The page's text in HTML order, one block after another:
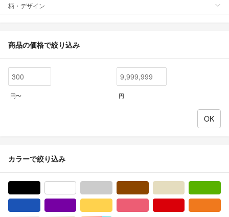
柄・デザイン
商品の価格で絞り込み
円〜 円
カラーで絞り込み